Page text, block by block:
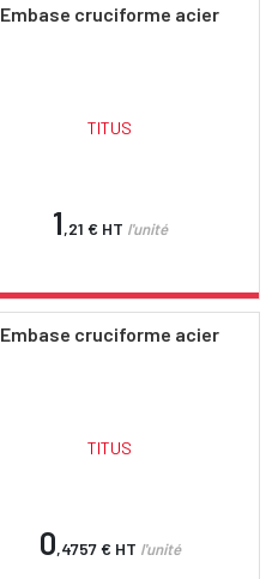
Embase cruciforme acier
TITUS
1,21 € HT l'unité
Embase cruciforme acier
TITUS
0,4757 € HT l'unité